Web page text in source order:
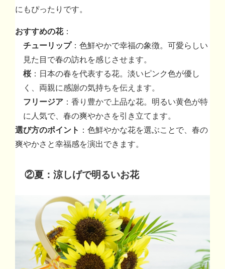
にもぴったりです。
おすすめの花：
チューリップ：色鮮やかで幸福の象徴。可愛らしい
見た目で春の訪れを感じさせます。
桜：日本の春を代表する花。淡いピンク色が優し
く、両親に感謝の気持ちを伝えます。
フリージア ：香り豊かで上品な花。明るい黄色が特
に人気で、春の爽やかさを引き立てます。
選び方のポイント
：色鮮やかな花を選ぶことで、春の
爽やかさと幸福感を演出できます。
②夏：涼しげで明るいお花